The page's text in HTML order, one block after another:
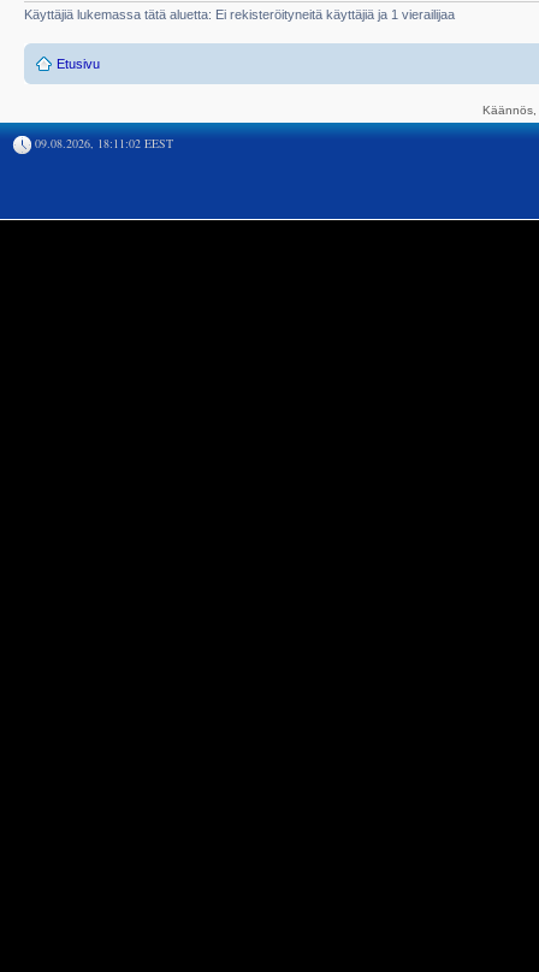
Käyttäjiä lukemassa tätä aluetta: Ei rekisteröityneitä käyttäjiä ja 1 vierailijaa
Etusivu
09.08.2026, 18:11:02 EEST